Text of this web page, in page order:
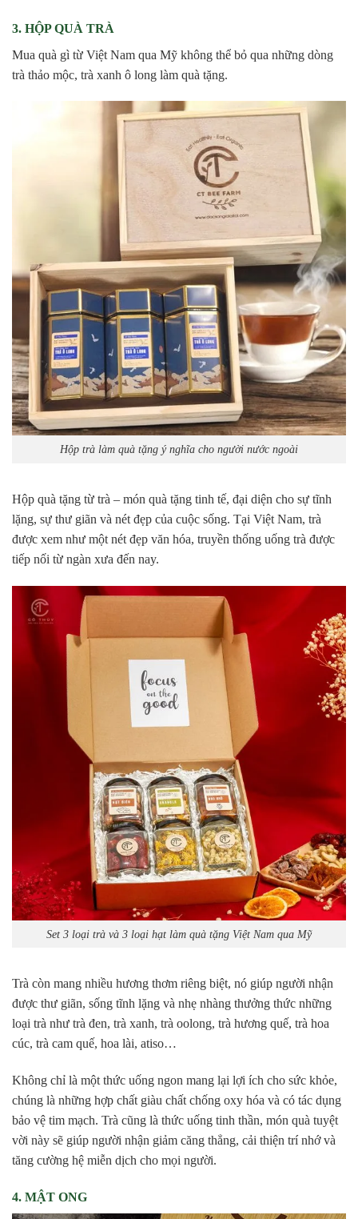
3. HỘP QUÀ TRÀ
Mua quà gì từ Việt Nam qua Mỹ không thể bỏ qua những dòng
trà thảo mộc, trà xanh ô long làm quà tặng.
Hộp trà làm quà tặng ý nghĩa cho người nước ngoài
Hộp quà tặng từ trà – món quà tặng tinh tế, đại diện cho sự tĩnh
lặng, sự thư giãn và nét đẹp của cuộc sống. Tại Việt Nam, trà
được xem như một nét đẹp văn hóa, truyền thống uống trà được
tiếp nối từ ngàn xưa đến nay.
Set 3 loại trà và 3 loại hạt làm quà tặng Việt Nam qua Mỹ
Trà còn mang nhiều hương thơm riêng biệt, nó giúp người nhận
được thư giãn, sống tĩnh lặng và nhẹ nhàng thưởng thức những
loại trà như trà đen, trà xanh, trà oolong, trà hương quế, trà hoa
cúc, trà cam quế, hoa lài, atiso…
Không chỉ là một thức uống ngon mang lại lợi ích cho sức khỏe,
chúng là những hợp chất giàu chất chống oxy hóa và có tác dụng
bảo vệ tim mạch. Trà cũng là thức uống tinh thần, món quà tuyệt
vời này sẽ giúp người nhận giảm căng thẳng, cải thiện trí nhớ và
tăng cường hệ miễn dịch cho mọi người.
4. MẬT ONG